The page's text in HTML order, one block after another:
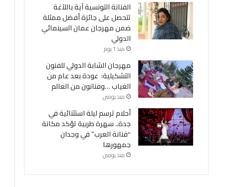
الفنانة التونسية آية باللآغة
تتحصل على جائزة أفضل ممثلة
ضمن مهرجان عمان السينمائي
الدولي
منذ 1 يوم
مهرجان الشابة الدولي للفنون
التشكيلية: عودة بعد عام من
الغياب …وفنانون من العالم
منذ يومين
أحلام ترسم ليلة استثنائية في
جدة.. سهرة طربية تؤكد مكانة
“فنانة العرب” في وجدان
جمهورها
منذ يومين